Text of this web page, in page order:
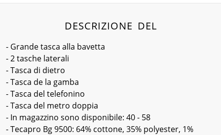
DESCRIZIONE DEL
- Grande tasca alla bavetta
- 2 tasche laterali
- Tasca di dietro
- Tasca de la gamba
- Tasca del telefonino
- Tasca del metro doppia
- In magazzino sono disponibile: 40 - 58
- Tecapro Bg 9500: 64% cottone, 35% polyester, 1%